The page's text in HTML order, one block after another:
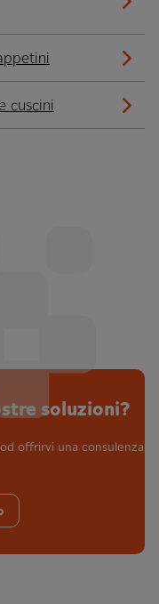
cuscini
soluzioni?
offrirvi una consulenza